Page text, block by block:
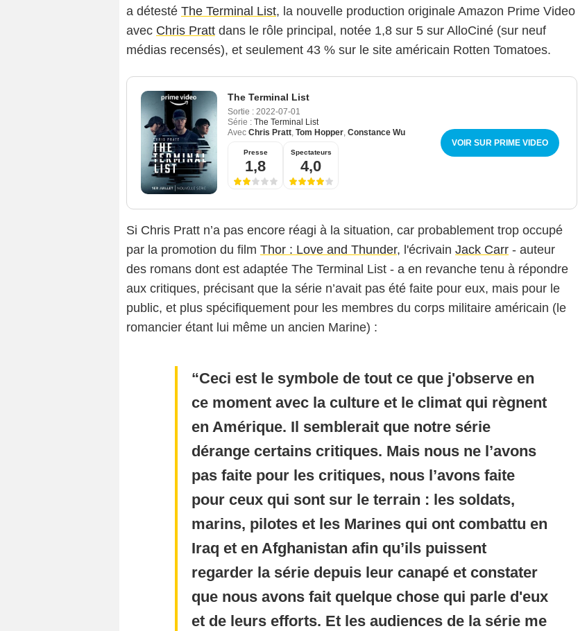
a détesté The Terminal List, la nouvelle production originale Amazon Prime Video
avec Chris Pratt dans le rôle principal, notée 1,8 sur 5 sur AlloCiné (sur neuf
médias recensés), et seulement 43 % sur le site américain Rotten Tomatoes.
The Terminal List
Sortie : 2022-07-01
Série : The Terminal List
Avec Chris Pratt, Tom Hopper, Constance Wu
Presse
1,8
Spectateurs
4,0
VOIR SUR PRIME VIDEO
Si Chris Pratt n’a pas encore réagi à la situation, car probablement trop occupé
par la promotion du film Thor : Love and Thunder, l'écrivain Jack Carr - auteur
des romans dont est adaptée The Terminal List - a en revanche tenu à répondre
aux critiques, précisant que la série n’avait pas été faite pour eux, mais pour le
public, et plus spécifiquement pour les membres du corps militaire américain (le
romancier étant lui même un ancien Marine) :
Ceci est le symbole de tout ce que j'observe en
ce moment avec la culture et le climat qui règnent
en Amérique. Il semblerait que notre série
dérange certains critiques. Mais nous ne l’avons
pas faite pour les critiques, nous l’avons faite
pour ceux qui sont sur le terrain : les soldats,
marins, pilotes et les Marines qui ont combattu en
Iraq et en Afghanistan afin qu’ils puissent
regarder la série depuis leur canapé et constater
que nous avons fait quelque chose qui parle d'eux
et de leurs efforts. Et les audiences de la série me